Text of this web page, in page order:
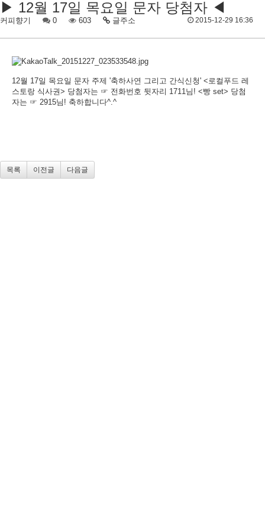
▶ 12월 17일 목요일 문자 당첨자 ◀
커피향기 0 603 글주소 2015-12-29 16:36
12월 17일 목요일 문자 주제 '축하사연 그리고 간식신청' <로컬푸드 레
스토랑 식사권> 당첨자는 ☞ 전화번호 뒷자리 1711님! <빵 set> 당첨
자는 ☞ 2915님! 축하합니다^.^
목록 이전글 다음글